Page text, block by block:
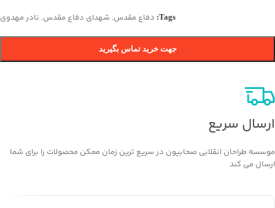
Tags: دفاع مقدس, شهدای دفاع مقدس, نادر مهدوی
جهت خرید تماس بگیرید
ارسال سریع
موسسه طراحان انقلابی صحابیون در سریع ترین زمان ممکن محصولات را برای شما
ارسال می کند